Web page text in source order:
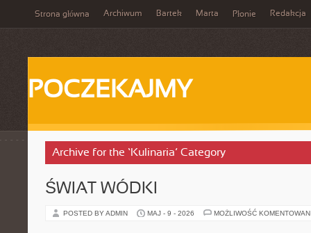
Strona główna Archiwum Bartek Marta Płonie Redakcja
POCZEKAJMY
Archive for the ‘Kulinaria’ Category
ŚWIAT WÓDKI
POSTED BY ADMIN MAJ - 9 - 2026 MOŻLIWOŚĆ